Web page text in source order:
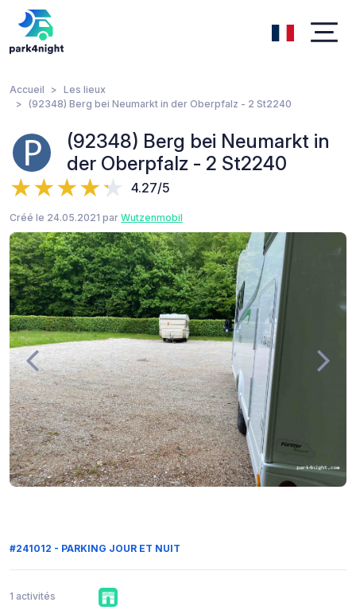
Accueil
Les lieux
(92348) Berg bei Neumarkt in der Oberpfalz - 2 St2240
(92348) Berg bei Neumarkt in
der Oberpfalz - 2 St2240
4.27/5
Créé le 24.05.2021 par Wutzenmobil
#241012 - PARKING JOUR ET NUIT
1 activités